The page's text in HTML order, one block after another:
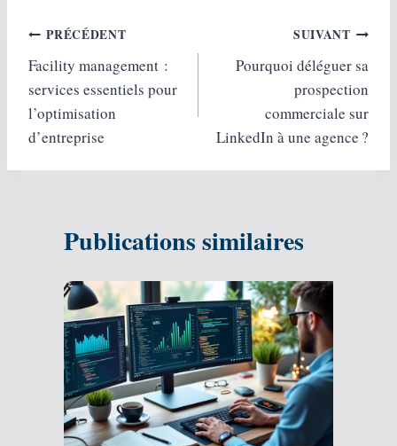
Navigation
de
l’article
PRÉCÉDENT
Facility management :
services essentiels pour
l’optimisation
d’entreprise
SUIVANT
Pourquoi déléguer sa
prospection
commerciale sur
LinkedIn à une agence ?
Publications similaires